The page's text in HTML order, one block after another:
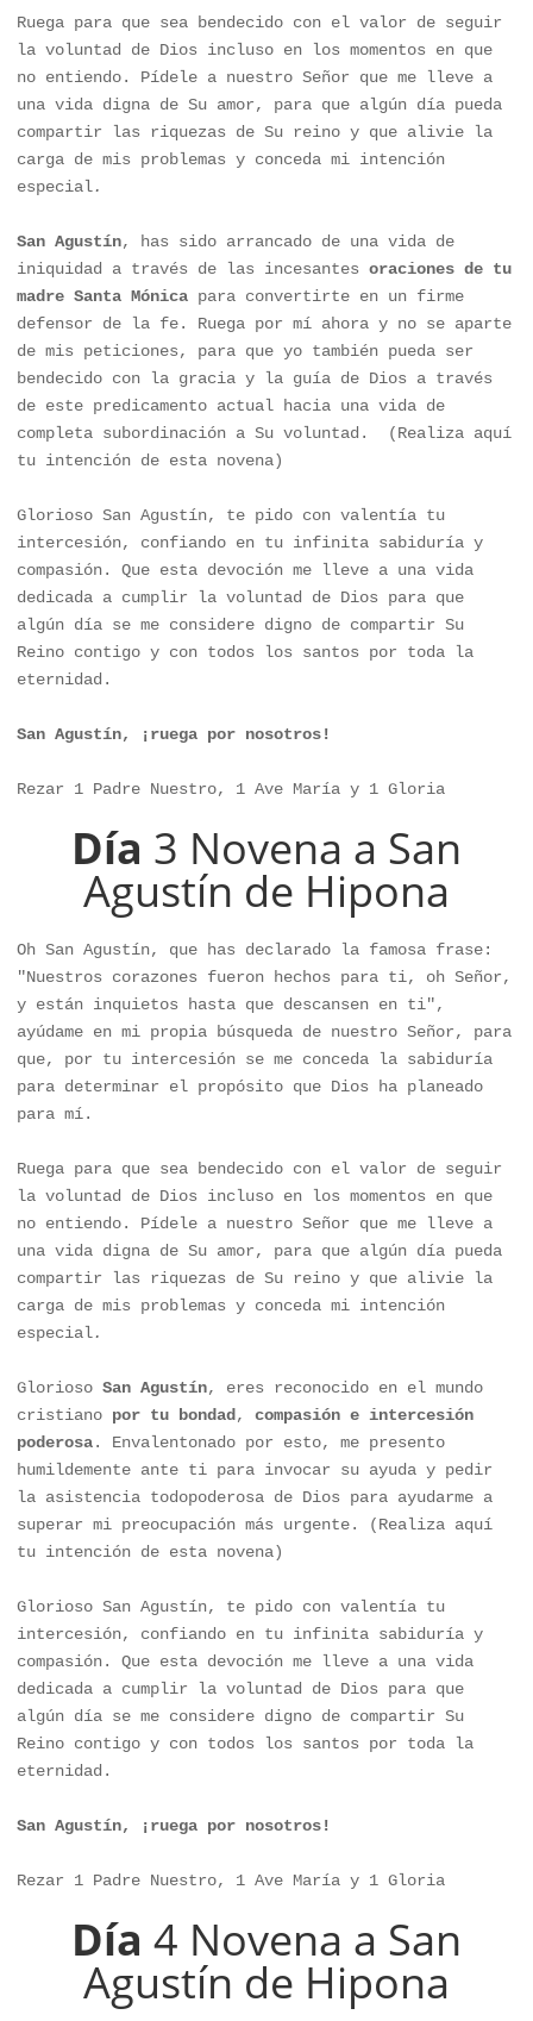
Ruega para que sea bendecido con el valor de seguir
la voluntad de Dios incluso en los momentos en que
no entiendo. Pídele a nuestro Señor que me lleve a
una vida digna de Su amor, para que algún día pueda
compartir las riquezas de Su reino y que alivie la
carga de mis problemas y conceda mi intención
especial.
San Agustín, has sido arrancado de una vida de
iniquidad a través de las incesantes oraciones de tu
madre Santa Mónica para convertirte en un firme
defensor de la fe. Ruega por mí ahora y no se aparte
de mis peticiones, para que yo también pueda ser
bendecido con la gracia y la guía de Dios a través
de este predicamento actual hacia una vida de
completa subordinación a Su voluntad.  (Realiza aquí
tu intención de esta novena)
Glorioso San Agustín, te pido con valentía tu
intercesión, confiando en tu infinita sabiduría y
compasión. Que esta devoción me lleve a una vida
dedicada a cumplir la voluntad de Dios para que
algún día se me considere digno de compartir Su
Reino contigo y con todos los santos por toda la
eternidad.
San Agustín, ¡ruega por nosotros!
Rezar 1 Padre Nuestro, 1 Ave María y 1 Gloria
Día 3 Novena a San
Agustín de Hipona
Oh San Agustín, que has declarado la famosa frase:
"Nuestros corazones fueron hechos para ti, oh Señor,
y están inquietos hasta que descansen en ti",
ayúdame en mi propia búsqueda de nuestro Señor, para
que, por tu intercesión se me conceda la sabiduría
para determinar el propósito que Dios ha planeado
para mí.
Ruega para que sea bendecido con el valor de seguir
la voluntad de Dios incluso en los momentos en que
no entiendo. Pídele a nuestro Señor que me lleve a
una vida digna de Su amor, para que algún día pueda
compartir las riquezas de Su reino y que alivie la
carga de mis problemas y conceda mi intención
especial.
Glorioso San Agustín, eres reconocido en el mundo
cristiano por tu bondad, compasión e intercesión
poderosa. Envalentonado por esto, me presento
humildemente ante ti para invocar su ayuda y pedir
la asistencia todopoderosa de Dios para ayudarme a
superar mi preocupación más urgente. (Realiza aquí
tu intención de esta novena)
Glorioso San Agustín, te pido con valentía tu
intercesión, confiando en tu infinita sabiduría y
compasión. Que esta devoción me lleve a una vida
dedicada a cumplir la voluntad de Dios para que
algún día se me considere digno de compartir Su
Reino contigo y con todos los santos por toda la
eternidad.
San Agustín, ¡ruega por nosotros!
Rezar 1 Padre Nuestro, 1 Ave María y 1 Gloria
Día 4 Novena a San
Agustín de Hipona